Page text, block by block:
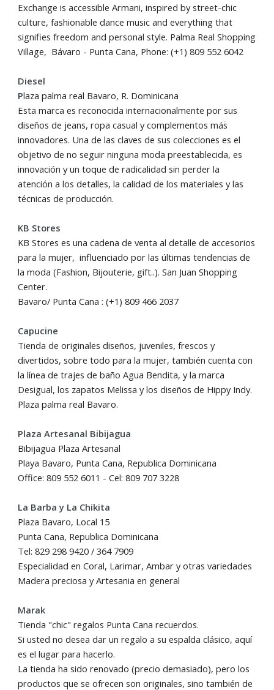
Exchange is accessible Armani, inspired by street-chic
culture, fashionable dance music and everything that
signifies freedom and personal style. Palma Real Shopping
Village, Bávaro - Punta Cana, Phone: (+1) 809 552 6042
Diesel
Plaza palma real Bavaro, R. Dominicana
Esta marca es reconocida internacionalmente por sus
diseños de jeans, ropa casual y complementos máؘs
innovadores. Una de las claves de sus colecciones es el
objetivo de no seguir ninguna moda preestablecida, es
innovación y un toque de radicalidad sin perder la
atención a los detalles, la calidad de los materiales y las
técnicas de producción.
KB Stores
KB Stores es una cadena de venta al detalle de accesorios
para la mujer, influenciado por las últimas tendencias de
la moda (Fashion, Bijouterie, gift..). San Juan Shopping
Center.
Bavaro/ Punta Cana : (+1) 809 466 2037
Capucine
Tienda de originales diseños, juveniles, frescos y
divertidos, sobre todo para la mujer, también cuenta con
la línea de trajes de baño Agua Bendita, y la marca
Desigual, los zapatos Melissa y los diseños de Hippy Indy.
Plaza palma real Bavaro.
Plaza Artesanal Bibijagua
Bibijagua Plaza Artesanal
Playa Bavaro, Punta Cana, Republica Dominicana
Office: 809 552 6011 - Cel: 809 707 3228
La Barba y La Chikita
Plaza Bavaro, Local 15
Punta Cana, Republica Dominicana
Tel: 829 298 9420 / 364 7909
Especialidad en Coral, Larimar, Ambar y otras variedades
Madera preciosa y Artesania en general
Marak
Tienda "chic" regalos Punta Cana recuerdos.
Si usted no desea dar un regalo a su espalda clásico, aquí
es el lugar para hacerlo.
La tienda ha sido renovado (precio demasiado), pero los
productos que se ofrecen son originales, sino también de